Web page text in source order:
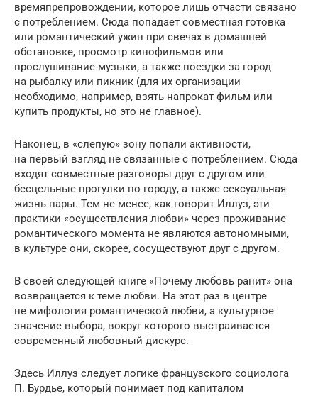
времяпрепровождении, которое лишь отчасти связано
с потреблением. Сюда попадает совместная готовка
или романтический ужин при свечах в домашней
обстановке, просмотр кинофильмов или
прослушивание музыки, а также поездки за город
на рыбалку или пикник (для их организации
необходимо, например, взять напрокат фильм или
купить продукты, но это не главное).
Наконец, в «слепую» зону попали активности,
на первый взгляд не связанные с потреблением. Сюда
входят совместные разговоры друг с другом или
бесцельные прогулки по городу, а также сексуальная
жизнь пары. Тем не менее, как говорит Иллуз, эти
практики «осуществления любви» через проживание
романтического момента не являются автономными,
в культуре они, скорее, сосуществуют друг с другом.
В своей следующей книге «Почему любовь ранит» она
возвращается к теме любви. На этот раз в центре
не мифология романтической любви, а культурное
значение выбора, вокруг которого выстраивается
современный любовный дискурс.
Здесь Иллуз следует логике французского социолога
П. Бурдье, который понимает под капиталом